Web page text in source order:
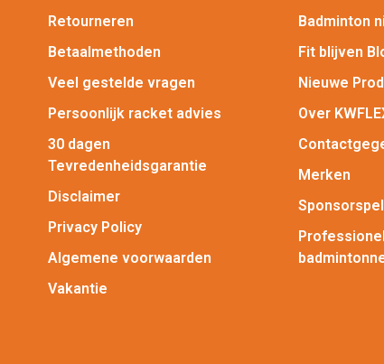
Retourneren
Betaalmethoden
Veel gestelde vragen
Persoonlijk racket advies
30 dagen
Tevredenheidsgarantie
Disclaimer
Privacy Policy
Algemene voorwaarden
Vakantie
Badminton
Fit blijven
Nieuwe
Over
Merken